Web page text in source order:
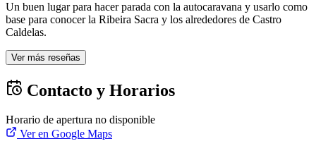
Un buen lugar para hacer parada con la autocaravana y usarlo como
base para conocer la Ribeira Sacra y los alrededores de Castro
Caldelas.
Ver más reseñas
Contacto y Horarios
Horario de apertura no disponible
Ver en Google Maps